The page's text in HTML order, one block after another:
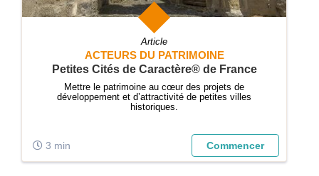
Article
ACTEURS DU PATRIMOINE
Petites Cités de Caractère® de France
Mettre le patrimoine au cœur des projets de
développement et d’attractivité de petites villes
historiques.
3 min Commencer